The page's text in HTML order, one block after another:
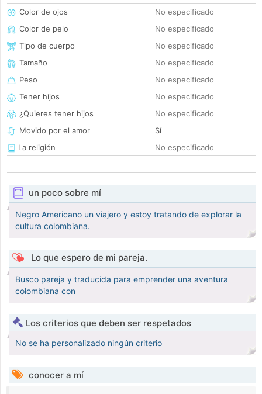
Color de ojos
No especificado
Color de pelo
No especificado
Tipo de cuerpo
No especificado
Tamaño
No especificado
Peso
No especificado
Tener hijos
No especificado
¿Quieres tener hijos
No especificado
Movido por el amor
Sí
La religión
No especificado
un poco sobre mí
Negro Americano un viajero y estoy tratando de explorar la
cultura colombiana.
Lo que espero de mi pareja.
Busco pareja y traducida para emprender una aventura
colombiana con
Los criterios que deben ser respetados
No se ha personalizado ningún criterio
conocer a mí